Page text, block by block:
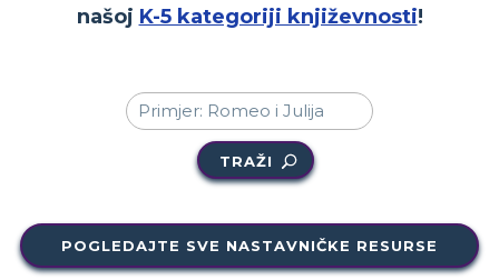
našoj K-5 kategoriji književnosti!
TRAŽI
POGLEDAJTE SVE NASTAVNIČKE RESURSE